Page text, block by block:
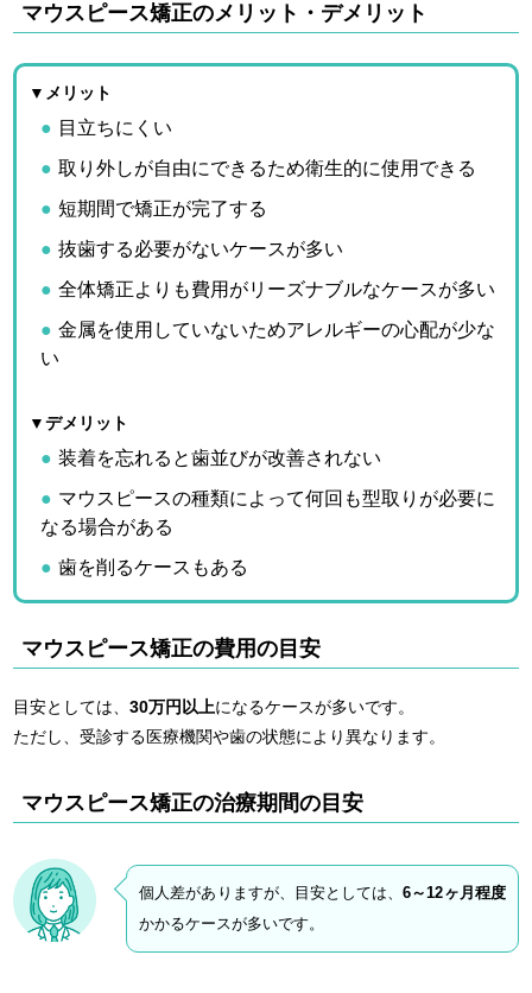
マウスピース矯正のメリット・デメリット
▼メリット
目立ちにくい
取り外しが自由にできるため衛生的に使用できる
短期間で矯正が完了する
抜歯する必要がないケースが多い
全体矯正よりも費用がリーズナブルなケースが多い
金属を使用していないためアレルギーの心配が少な
い
▼デメリット
装着を忘れると歯並びが改善されない
マウスピースの種類によって何回も型取りが必要に
なる場合がある
歯を削るケースもある
マウスピース矯正の費用の目安
目安としては、30万円以上になるケースが多いです。
ただし、受診する医療機関や歯の状態により異なります。
マウスピース矯正の治療期間の目安
個人差がありますが、目安としては、6～12ヶ月程度
かかるケースが多いです。